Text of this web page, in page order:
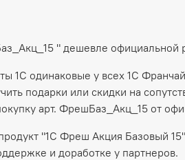
" дешевле официальной
1С одинаковые у всех 1С
подарки или скидки на
арт. ФрешБаз_Акц_15 от
"1С Фреш Акция Базовый
и доработке у партнеров.